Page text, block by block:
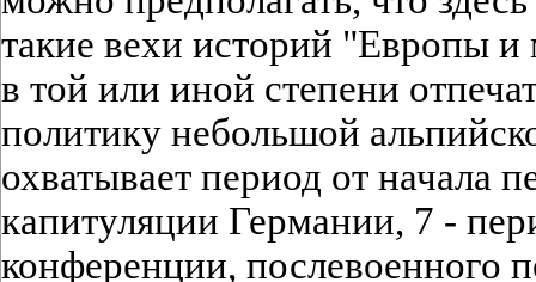
такие вехи историй "Европы
в той или иной степени
политику небольшой
охватывает период от начала
капитуляции Германии, 7 -
конференции, послевоенного